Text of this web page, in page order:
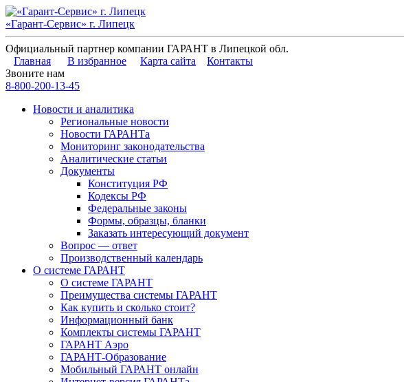
«Гарант-Сервис» г. Липецк
Официальный партнер компании ГАРАНТ в Липецкой обл.
Главная
В избранное Карта сайта
Контакты
Звоните нам
8-800-200-13-45
Новости и аналитика
Региональные новости
Новости ГАРАНТа
Мониторинг законодательства
Аналитические статьи
Документы
Конституция РФ
Кодексы РФ
Федеральные законы
Формы, образцы, бланки
Заказать интересующий документ
Вопрос — ответ
Производственный календарь
О системе ГАРАНТ
О системе ГАРАНТ
Преимущества системы ГАРАНТ
Как купить и сколько стоит?
Информационный банк
Комплекты системы ГАРАНТ
ГАРАНТ Аэро
ГАРАНТ-Образование
Мобильный ГАРАНТ онлайн